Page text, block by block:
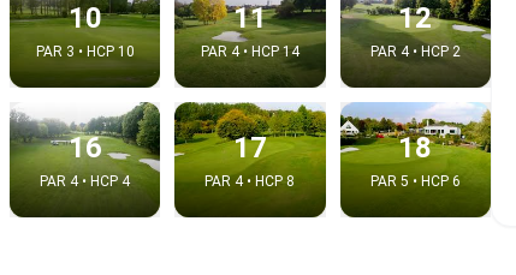
10
PAR 3 • HCP 10
11
PAR 4 • HCP 14
12
PAR 4 • HCP 2
16
PAR 4 • HCP 4
17
PAR 4 • HCP 8
18
PAR 5 • HCP 6